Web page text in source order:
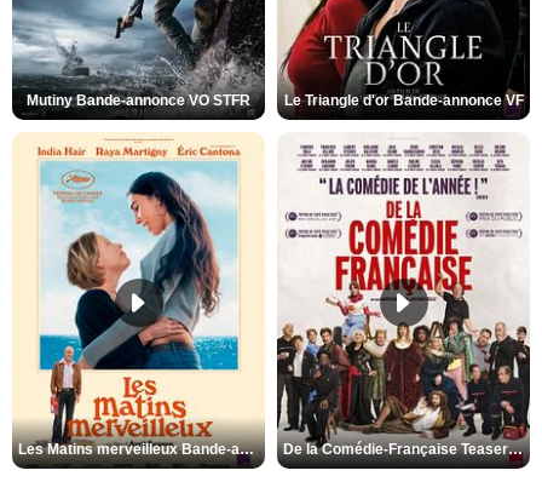
Mutiny Bande-annonce VO STFR Le Triangle d'or Bande-annonce VF
Les Matins merveilleux Bande-annonce VF De la Comédie-Française Teaser VF